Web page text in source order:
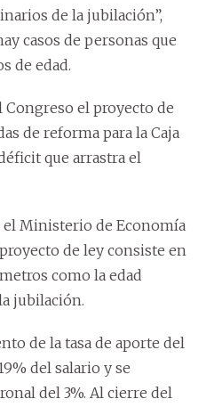
de la jubilación”,
casos de personas que
de edad.
el proyecto de
de reforma para la Caja
que arrastra el
Ministerio de Economía
de ley consiste en
como la edad
jubilación.
de la tasa de aporte del
del salario y se
del 3%. Al cierre del